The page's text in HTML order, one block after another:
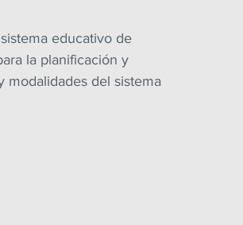
educativo de
la planificación y
modalidades del sistema